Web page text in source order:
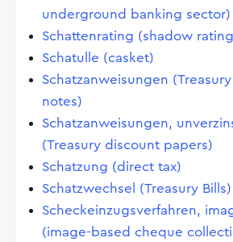
underground banking sector)
Schattenrating (shadow
Schatulle (casket)
Schatzanweisungen
notes)
Schatzanweisungen,
(Treasury discount papers)
Schatzung (direct tax)
Schatzwechsel (Treasury Bills)
Scheckeinzugsverfahren,
(image-based cheque